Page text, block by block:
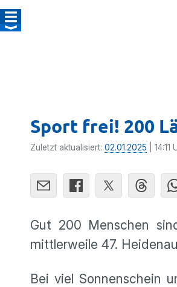
Sport frei! 200
Zuletzt aktualisiert: 02.01.2025 | 14:11
Gut 200 Menschen
mittlerweile 47.
Bei viel Sonnenschein